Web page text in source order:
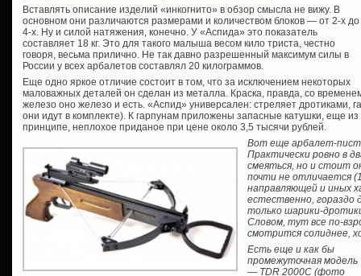
Вставлять описание изделий «инкогнито» в обзор смысла не вижу. В
основном они различаются размерами и количеством блоков — от 2-х до
4-х. Ну и силой натяжения, конечно. У «Аспида» это показатель
составляет 18 кг. Это для такого малыша весом кило триста, честно
говоря, весьма прилично. Не так давно разрешенный максимум силы в
России у всех арбалетов составлял 20 килограммов.
Еще одно яркое отличие состоит в том, что за исключением некоторых
маловажных деталей он сделан из металла. Краска, правда, со
железо оно железо и есть. «Аспид» универсален: стреляет дротиками,
они идут в комплекте). К гарпунам приложены запасные катушки, еще
принципе, неплохое приданое при цене около 3,5 тысячи рублей.
Вот еще арбалет-
Практически ровно в
смеяться, но и стоит
почти не отличается
направляющей и иных
естественно, гораздо
только шарики-
Словом, тут все по-
смотрится солиднее,
Есть еще и как бы
промежуточная модель
— TDR 2000С (фото